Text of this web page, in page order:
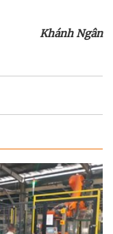
Khánh Ngân